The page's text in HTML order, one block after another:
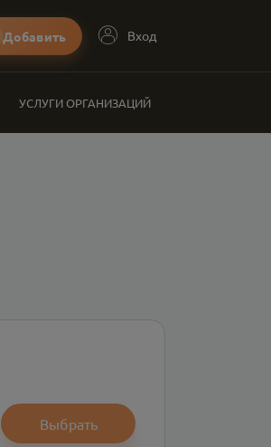
Добавить Вход
УСЛУГИ ОРГАНИЗАЦИЙ
Выбрать